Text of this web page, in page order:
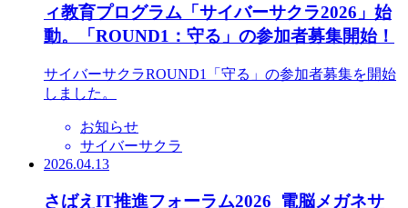
ィ教育プログラム「サイバーサクラ2026」始
動。「ROUND1：守る」の参加者募集開始！
サイバーサクラROUND1「守る」の参加者募集を開始
しました。
お知らせ
サイバーサクラ
2026.04.13
さばえIT推進フォーラム2026_電脳メガネサ